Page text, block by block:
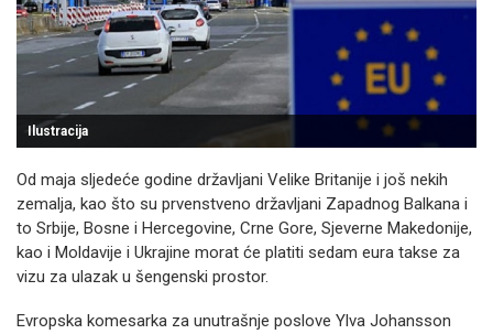
Ilustracija
Od maja sljedeće godine državljani Velike Britanije i još nekih
zemalja, kao što su prvenstveno državljani Zapadnog Balkana i
to Srbije, Bosne i Hercegovine, Crne Gore, Sjeverne Makedonije,
kao i Moldavije i Ukrajine morat će platiti sedam eura takse za
vizu za ulazak u šengenski prostor.
Evropska komesarka za unutrašnje poslove Ylva Johansson